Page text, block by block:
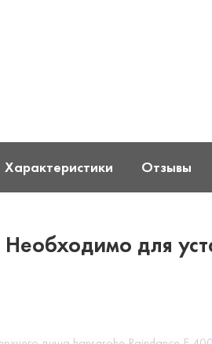
Характеристики Отзывы
для